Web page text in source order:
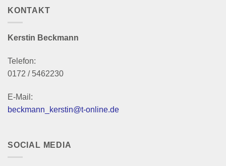
KONTAKT
Kerstin Beckmann
Telefon:
0172 / 5462230
E-Mail:
beckmann_kerstin@t-online.de
SOCIAL MEDIA